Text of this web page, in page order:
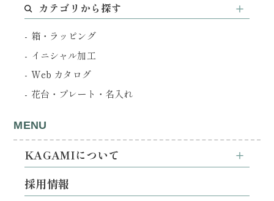
カテゴリから探す
箱・ラッピング
イニシャル加工
Web カタログ
花台・プレート・名入れ
MENU
KAGAMIについて
採用情報